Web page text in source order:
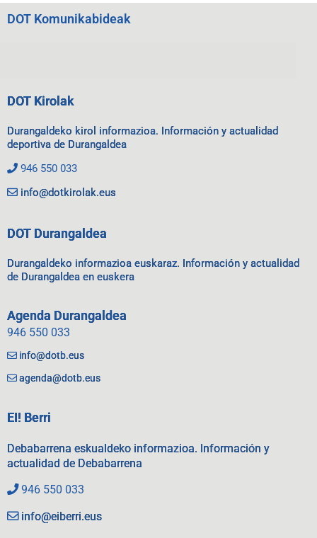
DOT Komunikabideak
DOT Kirolak
Durangaldeko kirol informazioa. Información y actualidad
deportiva de Durangaldea
946 550 033
info@dotkirolak.eus
DOT Durangaldea
Durangaldeko informazioa euskaraz. Información y actualidad
de Durangaldea en euskera
Agenda Durangaldea
946 550 033
info@dotb.eus
agenda@dotb.eus
EI! Berri
Debabarrena eskualdeko informazioa. Información y
actualidad de Debabarrena
946 550 033
info@eiberri.eus